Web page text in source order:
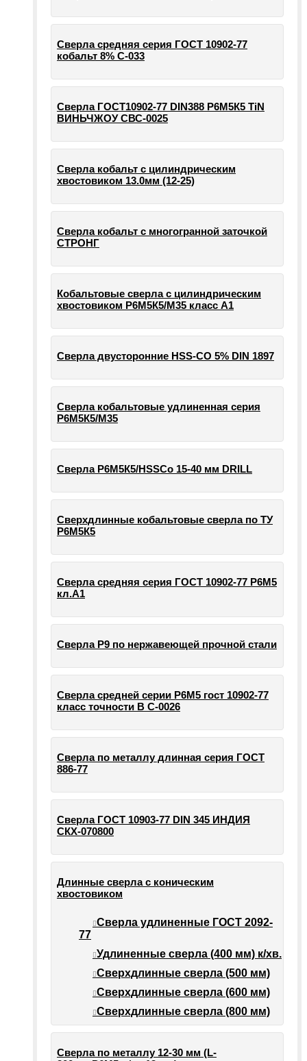
Сверла средняя серия ГОСТ 10902-77
кобальт 8% С-033
Сверла ГОСТ10902-77 DIN388 Р6М5К5 TiN
ВИНЬЧЖОУ СВС-0025
Сверла кобальт с цилиндрическим
хвостовиком 13.0мм (12-25)
Сверла кобальт с многогранной заточкой
СТРОНГ
Кобальтовые сверла с цилиндрическим
хвостовиком Р6М5К5/М35 класс А1
Сверла двусторонние HSS-CO 5% DIN 1897
Сверла кобальтовые удлиненная серия
Р6М5К5/М35
Сверла Р6М5К5/HSSCo 15-40 мм DRILL
Сверхдлинные кобальтовые сверла по ТУ
Р6М5К5
Сверла средняя серия ГОСТ 10902-77 Р6М5
кл.А1
Сверла Р9 по нержавеющей прочной стали
Сверла средней серии Р6М5 гост 10902-77
класс точности В С-0026
Сверла по металлу длинная серия ГОСТ
886-77
Сверла ГОСТ 10903-77 DIN 345 ИНДИЯ
СКХ-070800
Длинные сверла с коническим
хвостовиком
Сверла удлиненные ГОСТ 2092-
77
Удлиненные сверла (400 мм) к/хв.
Сверхдлинные сверла (500 мм)
Сверхдлинные сверла (600 мм)
Сверхдлинные сверла (800 мм)
Сверла по металлу 12-30 мм (L-